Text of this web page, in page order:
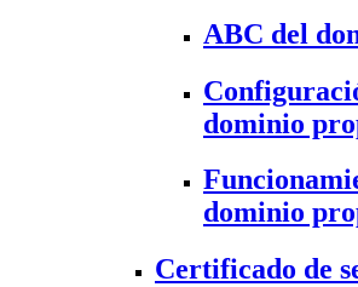
ABC del
dominio
dominio
Certificado de